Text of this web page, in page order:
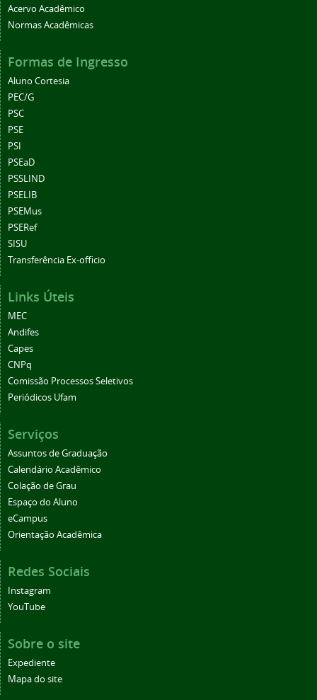
Acervo Acadêmico
Normas Acadêmicas
Formas de Ingresso
Aluno Cortesia
PEC/G
PSC
PSE
PSI
PSEaD
PSSLIND
PSELIB
PSEMus
PSERef
SISU
Transferência Ex-officio
Links Úteis
MEC
Andifes
Capes
CNPq
Comissão Processos Seletivos
Periódicos Ufam
Serviços
Assuntos de Graduação
Calendário Acadêmico
Colação de Grau
Espaço do Aluno
eCampus
Orientação Acadêmica
Redes Sociais
Instagram
YouTube
Sobre o site
Expediente
Mapa do site